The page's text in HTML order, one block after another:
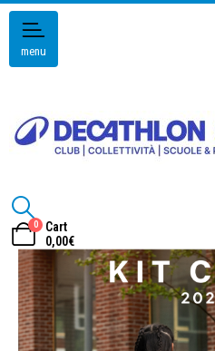
menu
0
Cart
0,00€